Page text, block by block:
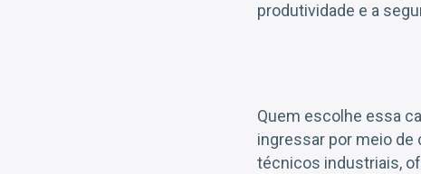
produtividade e a
Quem escolhe essa
ingressar por meio
técnicos industriais,